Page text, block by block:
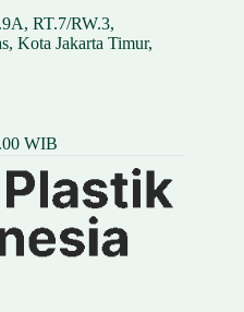
RT.7/RW.3,
Kota Jakarta Timur,
WIB